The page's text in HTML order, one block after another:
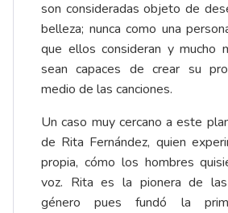
son consideradas objeto de
belleza; nunca como una
que ellos consideran y mucho
sean capaces de crear su
medio de las canciones.
Un caso muy cercano a este
de Rita Fernández, quien
propia, cómo los hombres
voz. Rita es la pionera de
género pues fundó la